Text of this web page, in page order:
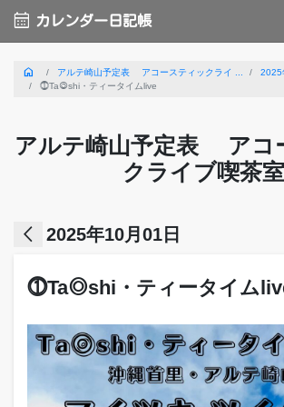
calendar_month カレンダー日記帳
home アルテ崎山予定表 アコースティックライ ...
2025
⓵Ta◎shi・ティータイムlive
アルテ崎山予定表 アコ
クライブ喫茶室
arrow_back_ios 2025年10月01日
⓵Ta◎shi・ティータイム